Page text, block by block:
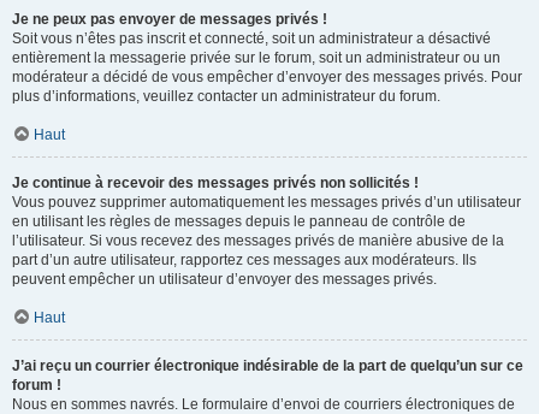
Je ne peux pas envoyer de messages privés !
Soit vous n’êtes pas inscrit et connecté, soit un administrateur a désactivé
entièrement la messagerie privée sur le forum, soit un administrateur ou un
modérateur a décidé de vous empêcher d’envoyer des messages privés. Pour
plus d’informations, veuillez contacter un administrateur du forum.
Haut
Je continue à recevoir des messages privés non sollicités !
Vous pouvez supprimer automatiquement les messages privés d’un utilisateur
en utilisant les règles de messages depuis le panneau de contrôle de
l’utilisateur. Si vous recevez des messages privés de manière abusive de la
part d’un autre utilisateur, rapportez ces messages aux modérateurs. Ils
peuvent empêcher un utilisateur d’envoyer des messages privés.
Haut
J’ai reçu un courrier électronique indésirable de la part de quelqu’un sur ce
forum !
Nous en sommes navrés. Le formulaire d’envoi de courriers électroniques de